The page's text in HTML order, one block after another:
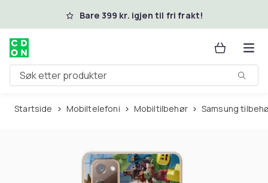
Hopp til hovedinnholdBare 399 kr. igjen til fri frakt!
Søk etter produkter
Startside Mobiltelefoni Mobiltilbehør Samsung